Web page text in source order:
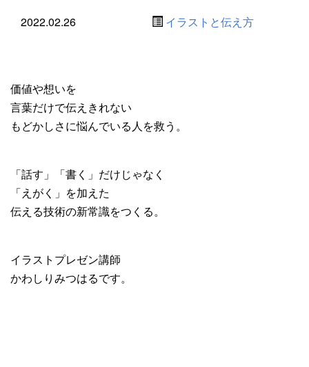
2022.02.26 イラストと伝え方
価値や想いを
言葉だけで伝えきれない
もどかしさに悩んでいる人を救う。
「話す」「書く」だけじゃなく
「えがく」を加えた
伝える技術の新常識をつくる。
イラストプレゼン講師
かわしりみつはるです。